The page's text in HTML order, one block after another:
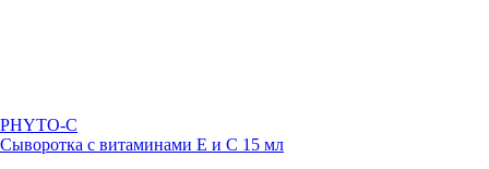
PHYTO-C
Сыворотка с витаминами E и C 15 мл